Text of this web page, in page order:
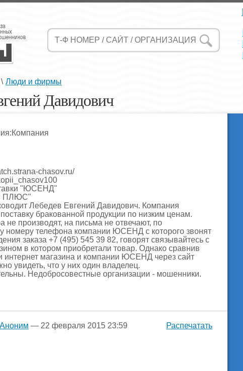
\ Люди и фирмы
Давидович
chasov.ru/
"ЮСЕНД"
ПЛЮС"
Лебедев Евгений Давидович. Компания
бракованной продукции по низким ценам.
не производят, на письма не отвечают, по
номеру телефона компании ЮСЕНД с которого звонят
заказа +7 (495) 545 39 82, говорят связывайтесь с
в котором приобретали товар. Однако сравнив
магазина и компании ЮСЕНД через сайт
увидеть, что у них один владелец.
Недобросовестные организации - мошенники.
Аноним — 22 февраля 2015 23:59 Распечатать